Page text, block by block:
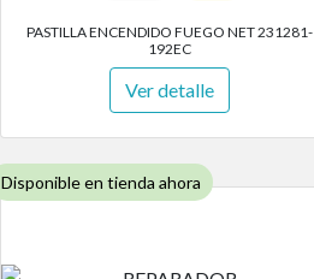
PASTILLA ENCENDIDO FUEGO NET 231281-
192EC
Ver detalle
Disponible en tienda ahora